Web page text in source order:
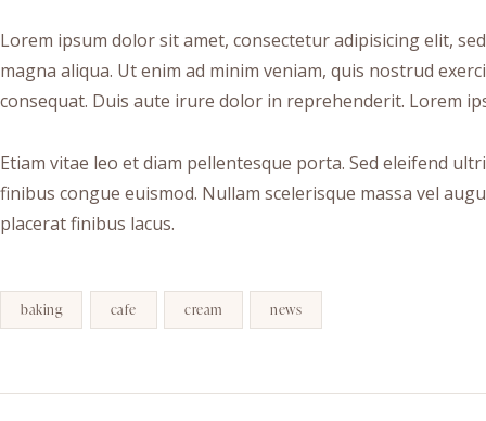
Lorem ipsum dolor sit amet, consectetur adipisicing elit,
magna aliqua. Ut enim ad minim veniam, quis nostrud
consequat. Duis aute irure dolor in reprehenderit. Lorem
Etiam vitae leo et diam pellentesque porta. Sed eleifend
finibus congue euismod. Nullam scelerisque massa vel
placerat finibus lacus.
baking cafe cream news